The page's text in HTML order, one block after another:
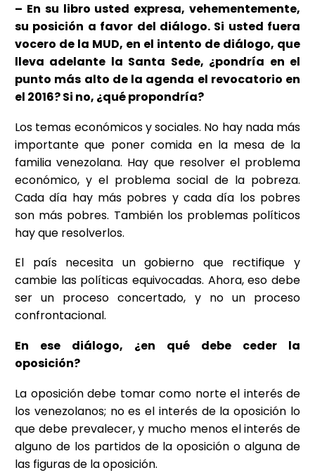
– En su libro usted expresa, vehementemente,
su posición a favor del diálogo. Si usted fuera
vocero de la MUD, en el intento de diálogo, que
lleva adelante la Santa Sede, ¿pondría en el
punto más alto de la agenda el revocatorio en
el 2016? Si no, ¿qué propondría?
Los temas económicos y sociales. No hay nada más
importante que poner comida en la mesa de la
familia venezolana. Hay que resolver el problema
económico, y el problema social de la pobreza.
Cada día hay más pobres y cada día los pobres
son más pobres. También los problemas políticos
hay que resolverlos.
El país necesita un gobierno que rectifique y
cambie las políticas equivocadas. Ahora, eso debe
ser un proceso concertado, y no un proceso
confrontacional.
En ese diálogo, ¿en qué debe ceder la
oposición?
La oposición debe tomar como norte el interés de
los venezolanos; no es el interés de la oposición lo
que debe prevalecer, y mucho menos el interés de
alguno de los partidos de la oposición o alguna de
las figuras de la oposición.